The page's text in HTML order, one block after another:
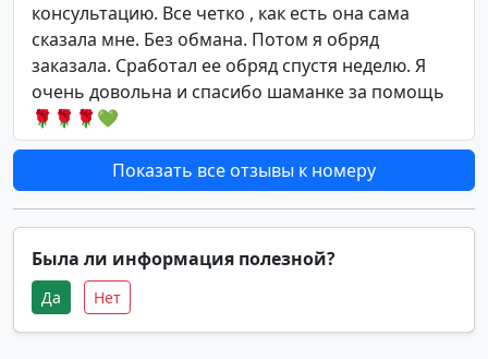
консультацию. Все четко , как есть она сама
сказала мне. Без обмана. Потом я обряд
заказала. Сработал ее обряд спустя неделю. Я
очень довольна и спасибо шаманке за помощь
🌹🌹🌹💚
Показать все отзывы к номеру
Была ли информация полезной?
Да Нет